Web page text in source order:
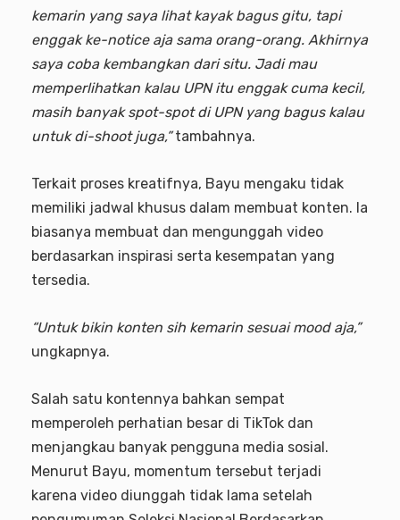
kemarin yang saya lihat kayak bagus gitu, tapi
enggak ke-notice aja sama orang-orang. Akhirnya
saya coba kembangkan dari situ. Jadi mau
memperlihatkan kalau UPN itu enggak cuma kecil,
masih banyak spot-spot di UPN yang bagus kalau
untuk di-shoot juga,”tambahnya.
Terkait proses kreatifnya, Bayu mengaku tidak
memiliki jadwal khusus dalam membuat konten. Ia
biasanya membuat dan mengunggah video
berdasarkan inspirasi serta kesempatan yang
tersedia.
“Untuk bikin konten sih kemarin sesuai mood aja,”
ungkapnya.
Salah satu kontennya bahkan sempat
memperoleh perhatian besar di TikTok dan
menjangkau banyak pengguna media sosial.
Menurut Bayu, momentum tersebut terjadi
karena video diunggah tidak lama setelah